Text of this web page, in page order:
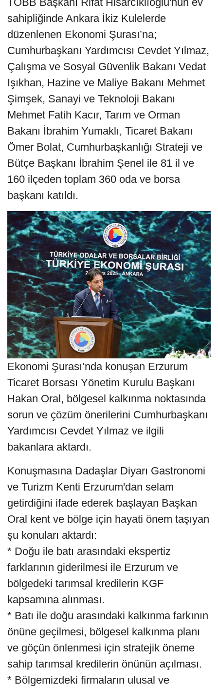
sahipliğinde Ankara İkiz Kulelerde
düzenlenen Ekonomi Şurası’na;
Cumhurbaşkanı Yardımcısı Cevdet Yılmaz,
Çalışma ve Sosyal Güvenlik Bakanı Vedat
Işıkhan, Hazine ve Maliye Bakanı Mehmet
Şimşek, Sanayi ve Teknoloji Bakanı
Mehmet Fatih Kacır, Tarım ve Orman
Bakanı İbrahim Yumaklı, Ticaret Bakanı
Ömer Bolat, Cumhurbaşkanlığı Strateji ve
Bütçe Başkanı İbrahim Şenel ile 81 il ve
160 ilçeden toplam 360 oda ve borsa
başkanı katıldı.
Ekonomi Şurası’nda konuşan Erzurum
Ticaret Borsası Yönetim Kurulu Başkanı
Hakan Oral, bölgesel kalkınma noktasında
sorun ve çözüm önerilerini Cumhurbaşkanı
Yardımcısı Cevdet Yılmaz ve ilgili
bakanlara aktardı.
Konuşmasına Dadaşlar Diyarı Gastronomi
ve Turizm Kenti Erzurum'dan selam
getirdiğini ifade ederek başlayan Başkan
Oral kent ve bölge için hayati önem taşıyan
şu konuları aktardı:
* Doğu ile batı arasındaki ekspertiz
farklarının giderilmesi ile Erzurum ve
bölgedeki tarımsal kredilerin KGF
kapsamına alınması.
* Batı ile doğu arasındaki kalkınma farkının
önüne geçilmesi, bölgesel kalkınma planı
ve göçün önlenmesi için stratejik öneme
sahip tarımsal kredilerin önünün açılması.
* Bölgemizdeki firmaların ulusal ve